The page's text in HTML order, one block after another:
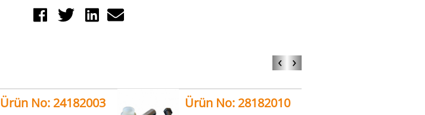
‹ ›
Ürün No: 24182003 Ürün No: 28182010